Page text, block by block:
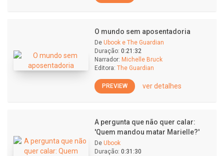
O mundo sem aposentadoria
De Ubook e The Guardian
Duração: 0:21:32
Narrador: Michelle Bruck
Editora: The Guardian
PREVIEW ver detalhes
A pergunta que não quer calar:
'Quem mandou matar Marielle?'
De Ubook
Duração: 0:31:30